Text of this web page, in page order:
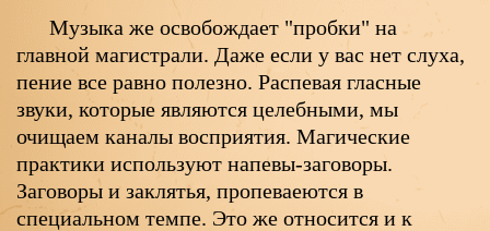
Музыка же освобождает "пробки" на
главной магистрали. Даже если у вас нет слуха,
пение все равно полезно. Распевая гласные
звуки, которые являются целебными, мы
очищаем каналы восприятия. Магические
практики используют напевы-заговоры.
Заговоры и заклятья, пропеваеются в
специальном темпе. Это же относится и к